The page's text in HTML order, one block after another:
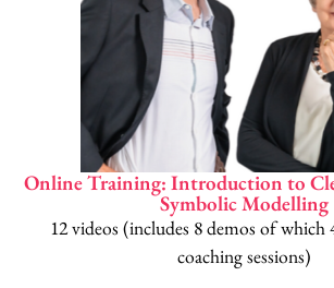
Online Training: Introduction to
Symbolic Modelling
12 videos (includes 8 demos of which
coaching sessions)